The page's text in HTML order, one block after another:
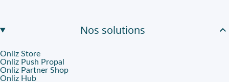
Nos solutions
Onliz Store
Onliz Push Propal
Onliz Partner Shop
Onliz Hub